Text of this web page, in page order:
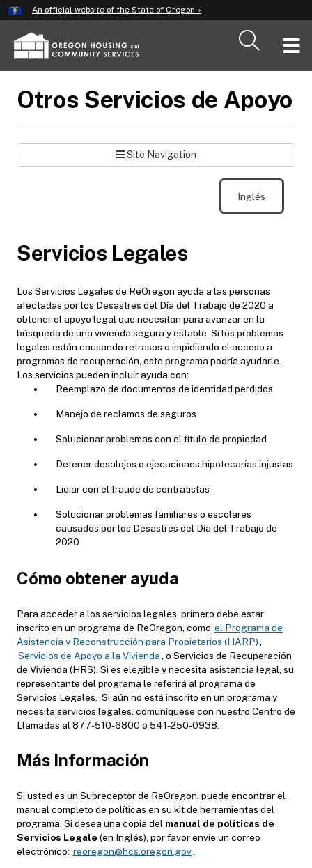
Skip
to
main
An official website of the State of Oregon »
Otros Servicios de Apoyo
Site Navigation
Inglés
Servicios Legales
Los Servicios Legales de ReOregon ayuda a las personas
afectadas por los Desastres del Día del Trabajo de 2020 a
obtener el apoyo legal que necesitan para avanzar en la
búsqueda de una vivienda segura y estable. Si los problemas
legales están causando retrasos o impidiendo el acceso a
programas de recuperación, este programa podría ayudarle.
Los servicios pueden incluir ayuda con:
Reemplazo de documentos de identidad perdidos
Manejo de reclamos de seguros
Solucionar problemas con el título de propiedad
Detener desalojos o ejecuciones hipotecarias injustas
Lidiar con el fraude de contratistas
Solucionar problemas familiares o escolares
causados por los Desastres del Día del Trabajo de
2020
Cómo obtener ayuda
Para acceder a los servicios legales, primero debe estar
inscrito en un programa de ReOregon, como el Programa de
Asistencia y Reconstrucción para Propietarios (HARP)
Servicios de Apoyo a la Vivienda , o Servicios de Recuperación
de Vivienda (HRS). Si es elegible y necesita asistencia legal, su
representante del programa le referirá al programa de
Servicios Legales. Si aún no está inscrito en un programa y
necesita servicios legales, comuníquese con nuestro Centro de
Llamadas al 877-510-6800 o 541-250-0938.
Más Información
Si usted es un Subreceptor de ReOregon, puede encontrar el
manual completo de políticas en su kit de herramientas del
programa. Si desea una copia del manual de políticas de
Servicios Legale (en Inglés) , por favor envíe un correo
electrónico: reoregon@hcs.oregon.gov
Hidden Submit